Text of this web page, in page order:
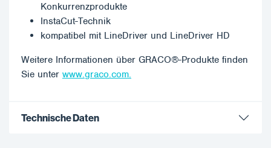
Konkurrenzprodukte
InstaCut-Technik
kompatibel mit LineDriver und LineDriver HD
Weitere Informationen über GRACO®-Produkte finden
Sie unter www.graco.com.
Technische Daten